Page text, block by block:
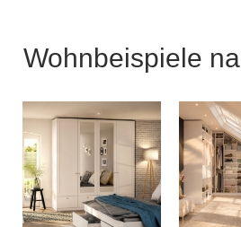
Wohnbeispiele